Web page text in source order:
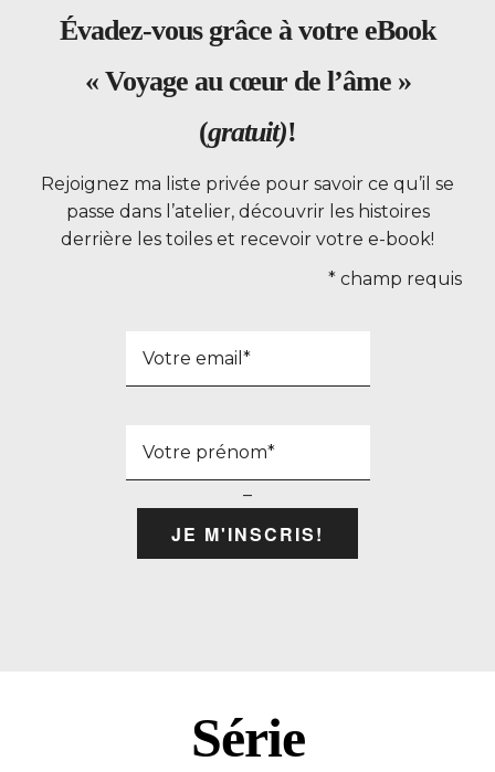
Évadez-vous grâce à votre eBook
« Voyage au cœur de l’âme »
(gratuit)!
Rejoignez ma liste privée pour savoir ce qu’il se
passe dans l’atelier, découvrir les histoires
derrière les toiles et recevoir votre e-book!
* champ requis
–
Série